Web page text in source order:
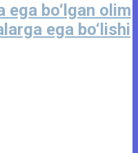
bo‘lgan olim
ega bo‘lishi